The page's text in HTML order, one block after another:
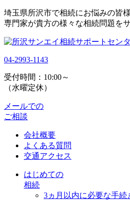
埼玉県所沢市で相続にお悩みの皆
専門家が貴方の様々な相続問題を
04-2993-1143
受付時間：10:00～
（水曜定休）
メールでの
ご相談
会社概要
よくある質問
交通アクセス
はじめての
相続
3ヵ月以内に必要な手続